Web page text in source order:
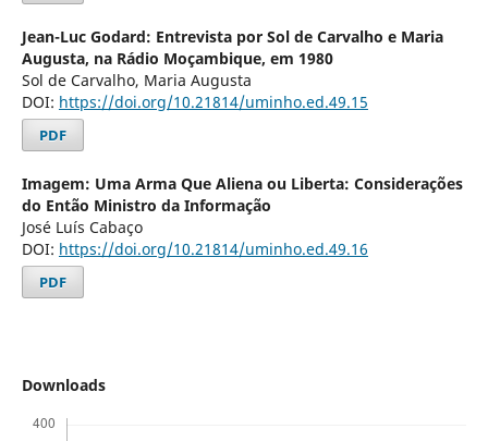
Jean-Luc Godard: Entrevista por Sol de Carvalho e Maria
Augusta, na Rádio Moçambique, em 1980
Sol de Carvalho, Maria Augusta
DOI: https://doi.org/10.21814/uminho.ed.49.15
PDF
Imagem: Uma Arma Que Aliena ou Liberta: Considerações
do Então Ministro da Informação
José Luís Cabaço
DOI: https://doi.org/10.21814/uminho.ed.49.16
PDF
Downloads